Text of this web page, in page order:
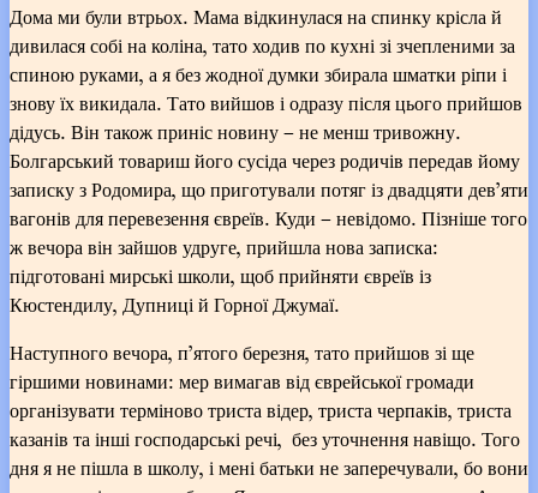
Дома ми були втрьох. Мама відкинулася на спинку крісла й
дивилася собі на коліна, тато ходив по кухні зі зчепленими за
спиною руками, а я без жодної думки збирала шматки ріпи і
знову їх викидала. Тато вийшов і одразу після цього прийшов
дідусь. Він також приніс новину – не менш тривожну.
Болгарський товариш його сусіда через родичів передав йому
записку з Родомира, що приготували потяг із двадцяти дев’яти
вагонів для перевезення євреїв. Куди – невідомо. Пізніше того
ж вечора він зайшов удруге, прийшла нова записка:
підготовані мирські школи, щоб прийняти євреїв із
Кюстендилу, Дупниці й Горної Джумаї.
Наступного вечора, п’ятого березня, тато прийшов зі ще
гіршими новинами: мер вимагав від єврейської громади
організувати терміново триста відер, триста черпаків, триста
казанів та інші господарські речі, без уточнення навіщо. Того
дня я не пішла в школу, і мені батьки не заперечували, бо вони